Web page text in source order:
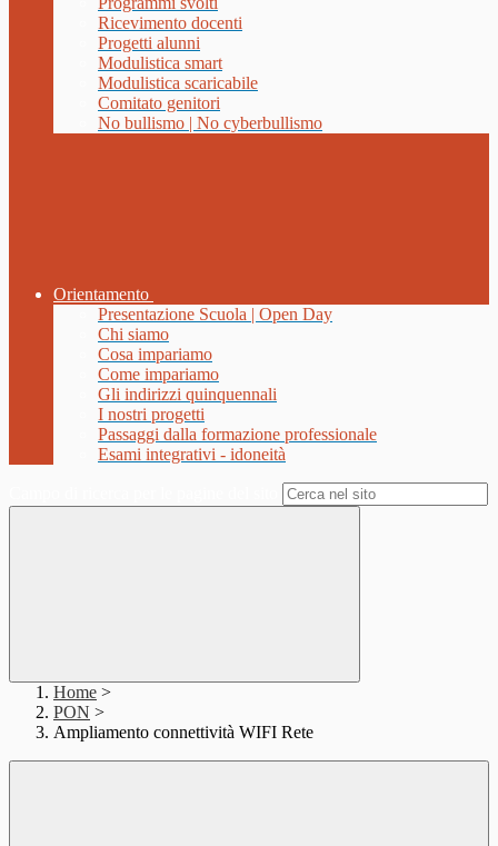
Ricevimento docenti
Progetti alunni
Modulistica smart
Modulistica scaricabile
Comitato genitori
No bullismo | No cyberbullismo
Orientamento
Presentazione Scuola | Open Day
Chi siamo
Cosa impariamo
Come impariamo
Gli indirizzi quinquennali
I nostri progetti
Passaggi dalla formazione professionale
Esami integrativi - idoneità
Home >
PON >
Ampliamento connettività WIFI Rete